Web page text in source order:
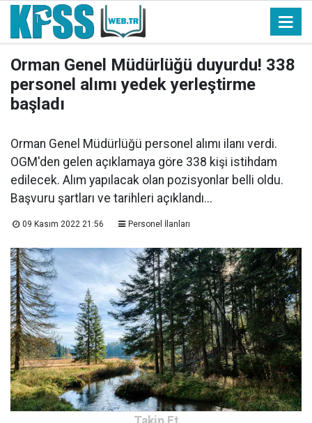
Orman Genel Müdürlüğü duyurdu! 338
personel alımı yedek yerleştirme
başladı
Orman Genel Müdürlüğü personel alımı ilanı verdi.
OGM'den gelen açıklamaya göre 338 kişi istihdam
edilecek. Alım yapılacak olan pozisyonlar belli oldu.
Başvuru şartları ve tarihleri açıklandı...
09 Kasım 2022 21:56 Personel İlanları